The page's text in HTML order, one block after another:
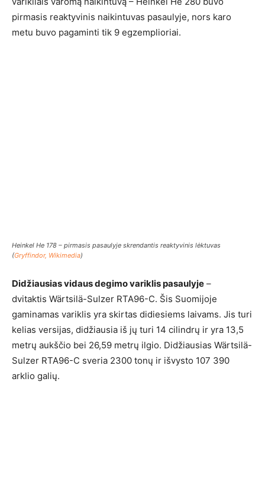
pirmasis reaktyvinis naikintuvas pasaulyje, nors karo
metu buvo pagaminti tik 9 egzemplioriai.
Heinkel He 178 – pirmasis pasaulyje skrendantis reaktyvinis lėktuvas
(Gryffindor, Wikimedia)
Didžiausias vidaus degimo variklis pasaulyje –
dvitaktis Wärtsilä-Sulzer RTA96-C. Šis Suomijoje
gaminamas variklis yra skirtas didiesiems laivams. Jis turi
kelias versijas, didžiausia iš jų turi 14 cilindrų ir yra 13,5
metrų aukščio bei 26,59 metrų ilgio. Didžiausias Wärtsilä-
Sulzer RTA96-C sveria 2300 tonų ir išvysto 107 390
arklio galių.